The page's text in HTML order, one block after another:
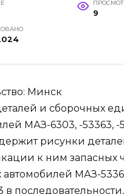
9
Минск
и сборочных
МАЗ-6303, -53363, -
рисунки
к ним запасных
автомобилей МАЗ-